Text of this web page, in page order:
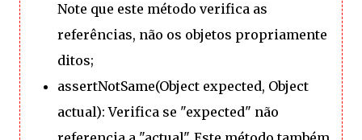
Note que este método verifica as
referências, não os objetos propriamente
ditos;
assertNotSame(Object expected, Object
actual): Verifica se "expected" não